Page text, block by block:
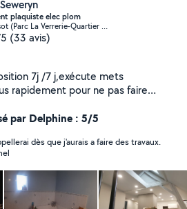
plaquiste elec plom
Le Creusot (Parc La Verrerie-Quartier du Guide)
(33 avis)
j,exécute mets
rapidement pour ne pas faire
par Delphine : 5/5
dès que j'aurais a faire des travaux.